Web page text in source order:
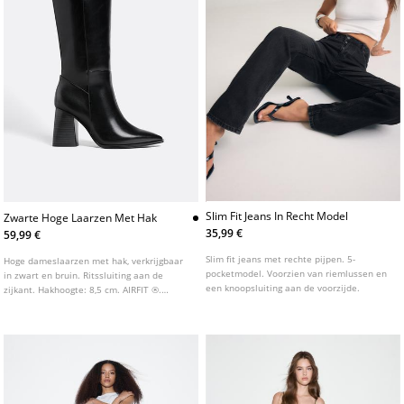
Zwarte Hoge Laarzen Met Hak
59,99 €
Hoge dameslaarzen met hak, verkrijgbaar
in zwart en bruin. Ritssluiting aan de
zijkant. Hakhoogte: 8,5 cm. AIRFIT ®.
Slim Fit Jeans In Recht Model
35,99 €
Slim fit jeans met rechte pijpen. 5-
pocketmodel. Voorzien van riemlussen en
een knoopsluiting aan de voorzijde.